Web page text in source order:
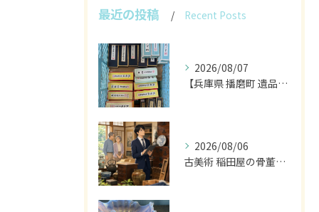
最近の投稿 Recent Posts
2026/08/07
【兵庫県 播磨町 遺品整理 買取 書道具 墨】
2026/08/06
古美術 稲田屋の骨董家具と遺品整理の目利き